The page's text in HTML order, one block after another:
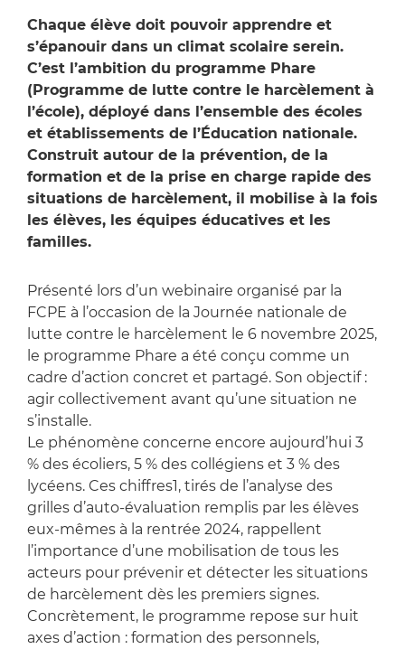
Chaque élève doit pouvoir apprendre et
s’épanouir dans un climat scolaire serein.
C’est l’ambition du programme Phare
(Programme de lutte contre le harcèlement à
l’école), déployé dans l’ensemble des écoles
et établissements de l’Éducation nationale.
Construit autour de la prévention, de la
formation et de la prise en charge rapide des
situations de harcèlement, il mobilise à la fois
les élèves, les équipes éducatives et les
familles.
Présenté lors d’un webinaire organisé par la
FCPE à l’occasion de la Journée nationale de
lutte contre le harcèlement le 6 novembre 2025,
le programme Phare a été conçu comme un
cadre d’action concret et partagé. Son objectif :
agir collectivement avant qu’une situation ne
s’installe.
Le phénomène concerne encore aujourd’hui 3
% des écoliers, 5 % des collégiens et 3 % des
lycéens. Ces chiffres1, tirés de l’analyse des
grilles d’auto-évaluation remplis par les élèves
eux-mêmes à la rentrée 2024, rappellent
l’importance d’une mobilisation de tous les
acteurs pour prévenir et détecter les situations
de harcèlement dès les premiers signes.
Concrètement, le programme repose sur huit
axes d’action : formation des personnels,